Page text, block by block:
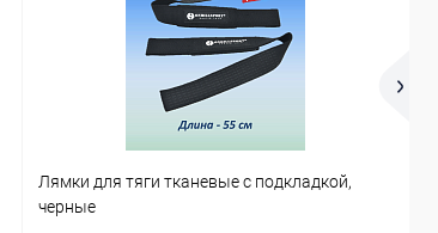
Лямки для тяги тканевые с подкладкой,
черные